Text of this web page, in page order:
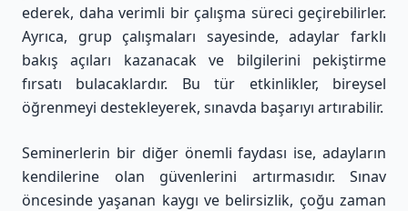
ederek, daha verimli bir çalışma süreci geçirebilirler.
Ayrıca, grup çalışmaları sayesinde, adaylar farklı
bakış açıları kazanacak ve bilgilerini pekiştirme
fırsatı bulacaklardır. Bu tür etkinlikler, bireysel
öğrenmeyi destekleyerek, sınavda başarıyı artırabilir.
Seminerlerin bir diğer önemli faydası ise, adayların
kendilerine olan güvenlerini artırmasıdır. Sınav
öncesinde yaşanan kaygı ve belirsizlik, çoğu zaman